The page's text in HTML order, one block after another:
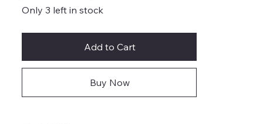
Only 3 left in stock
Add to Cart
Buy Now